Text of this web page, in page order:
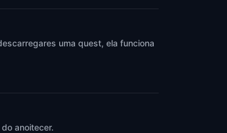
uma quest, ela funciona
anoitecer.